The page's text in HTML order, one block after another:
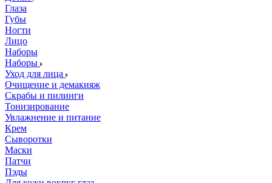
Глаза
Губы
Ногти
Лицо
Наборы
Наборы
Уход для лица
Очищение и демакияж
Скрабы и пилинги
Тонизирование
Увлажнение и питание
Крем
Сыворотки
Маски
Патчи
Пэды